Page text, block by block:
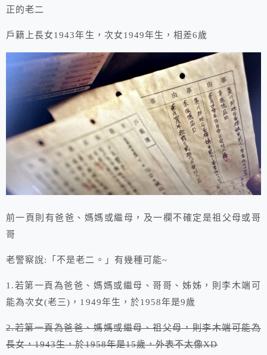
正的老二
戶籍上長女1943年生，次女1949年生，相差6歲
前一頁則有爸爸、媽媽或繼母，及一欄不確定是祖父母或哥
哥
老警察說:「不是老二。」有幾種可能~
1.若第一頁為爸爸、媽媽或繼母、哥哥、姊姊，則李木端可
能為次女(老三)，1949年生，於1958年是9歲
2.若第一頁為爸爸、媽媽或繼母、祖父母，則李木端可能為
長女，1943生，於1958年是15歲，外表不太像XD